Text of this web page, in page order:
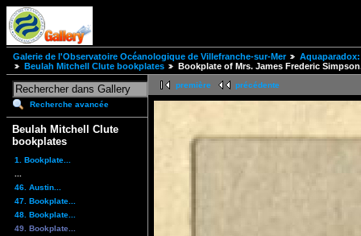
Galerie de l'Observatoire Océanologique de Villefranche-sur-Mer
Beulah Mitchell Clute bookplates
Bookplate of Mrs. James Frederic
Recherche avancée
Beulah Mitchell Clute
bookplates
1. Bookplate...
46. Austin...
47. Bookplate...
48. Bookplate...
49. Bookplate...
première précédente